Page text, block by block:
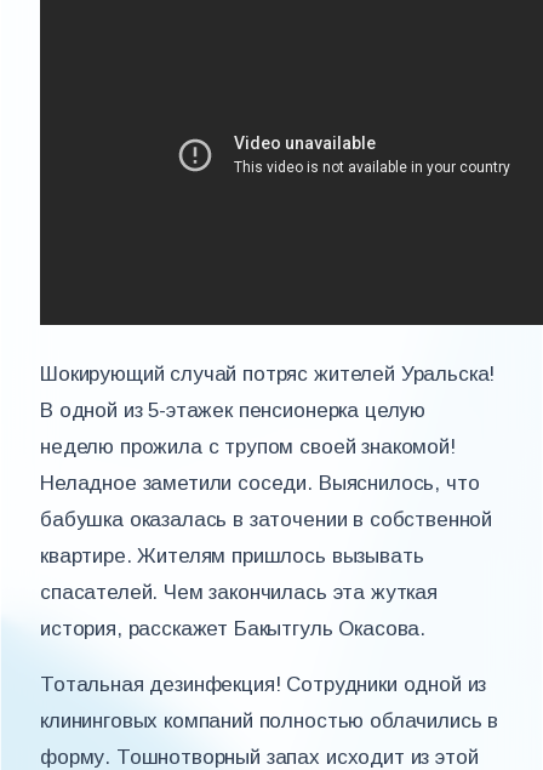
Шокирующий случай потряс жителей Уральска!
В одной из 5-этажек пенсионерка целую
неделю прожила с трупом своей знакомой!
Неладное заметили соседи. Выяснилось, что
бабушка оказалась в заточении в собственной
квартире. Жителям пришлось вызывать
спасателей. Чем закончилась эта жуткая
история, расскажет Бакытгуль Окасова.
Тотальная дезинфекция! Сотрудники одной из
клининговых компаний полностью облачились в
форму. Тошнотворный запах исходит из этой